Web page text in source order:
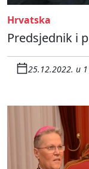
Hrvatska
Predsjednik i
25.12.2022. u